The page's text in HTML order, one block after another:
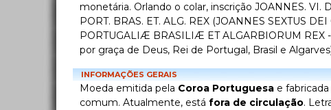
monetária. Orlando o colar, inscrição JOANNES. VI.
PORT. BRAS. ET. ALG. REX (JOANNES SEXTUS DEI
PORTUGALIÆ BRASILIÆ ET ALGARBIORUM REX
por graça de Deus, Rei de Portugal, Brasil e
INFORMAÇÕES GERAIS
Moeda emitida pela Coroa Portuguesa e
comum. Atualmente, está fora de circulação.